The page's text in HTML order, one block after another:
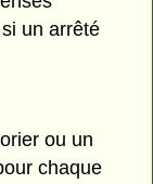
un arrêté
ou un
chaque